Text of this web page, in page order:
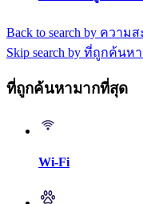
Back to search by ความ
Skip search by ที่ถูกค้น
ที่ถูกค้นหามากที่สุด
Wi-Fi